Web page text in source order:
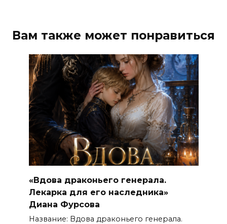
Вам также может понравиться
«Вдова драконьего генерала.
Лекарка для его наследника»
Диана Фурсова
Название: Вдова драконьего генерала.